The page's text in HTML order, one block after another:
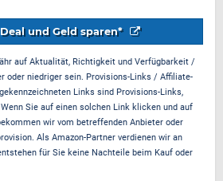
und Geld sparen*
auf Aktualität, Richtigkeit und Verfügbarkeit /
oder niedriger sein. Provisions-Links / Affiliate-
Links sind Provisions-Links,
Sie auf einen solchen Link klicken und auf
wir vom betreffenden Anbieter oder
Als Amazon-Partner verdienen wir an
für Sie keine Nachteile beim Kauf oder